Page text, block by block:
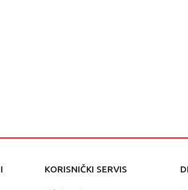
KORISNIČKI SERVIS